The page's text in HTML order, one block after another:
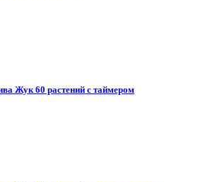
Жук 60 растений с таймером